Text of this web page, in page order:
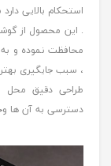
استحکام بالایی
. این محصول از
محافظت نموده و
، سبب جایگیری
طراحی دقیق محل
دسترسی به آن ها